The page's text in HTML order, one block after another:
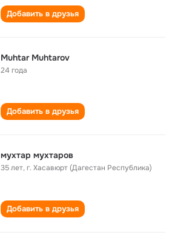
Добавить в друзья
Muhtar Muhtarov
24 года
Добавить в друзья
мухтар мухтаров
35 лет,г. Хасавюрт (Дагестан Республика)
Добавить в друзья